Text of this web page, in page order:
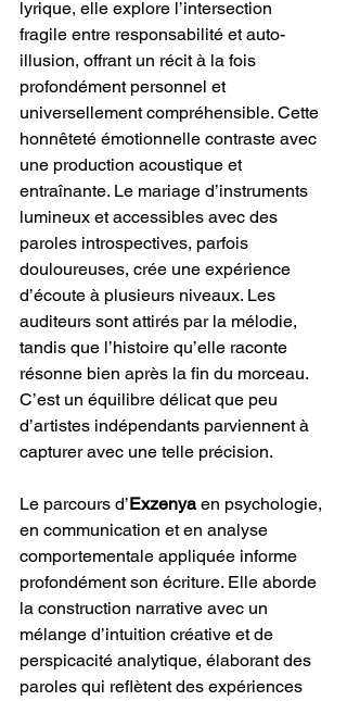
lyrique, elle explore l’intersection
fragile entre responsabilité et auto-
illusion, offrant un récit à la fois
profondément personnel et
universellement compréhensible. Cette
honnêteté émotionnelle contraste avec
une production acoustique et
entraînante. Le mariage d’instruments
lumineux et accessibles avec des
paroles introspectives, parfois
douloureuses, crée une expérience
d’écoute à plusieurs niveaux. Les
auditeurs sont attirés par la mélodie,
tandis que l’histoire qu’elle raconte
résonne bien après la fin du morceau.
C’est un équilibre délicat que peu
d’artistes indépendants parviennent à
capturer avec une telle précision.
Le parcours d’Exzenya en psychologie,
en communication et en analyse
comportementale appliquée informe
profondément son écriture. Elle aborde
la construction narrative avec un
mélange d’intuition créative et de
perspicacité analytique, élaborant des
paroles qui reflètent des expériences